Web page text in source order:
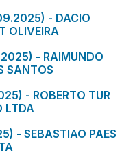
- DACIO
OLIVEIRA
- RAIMUNDO
SANTOS
- ROBERTO TUR
LTDA
- SEBASTIAO PAES